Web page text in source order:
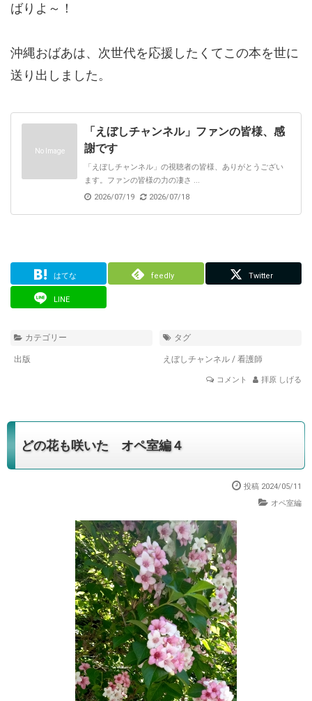
ばりよ～！
沖縄おばあは、次世代を応援したくてこの本を世に
送り出しました。
No Image
「えぼしチャンネル」ファンの皆様、感
謝です
「えぼしチャンネル」の視聴者の皆様、ありがとうござい
ます。ファンの皆様の力の凄さ ...
2026/07/19
2026/07/18
はてな feedly Twitter
LINE
カテゴリー
出版
タグ
えぼしチャンネル / 看護師
コメント 拝原 しげる
どの花も咲いた オペ室編４
投稿 2024/05/11
オペ室編